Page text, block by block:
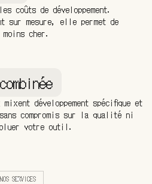
coûts de développement.
sur mesure, elle permet de
cher.
développement spécifique et
compromis sur la qualité ni
votre outil.
NOS SERVICES